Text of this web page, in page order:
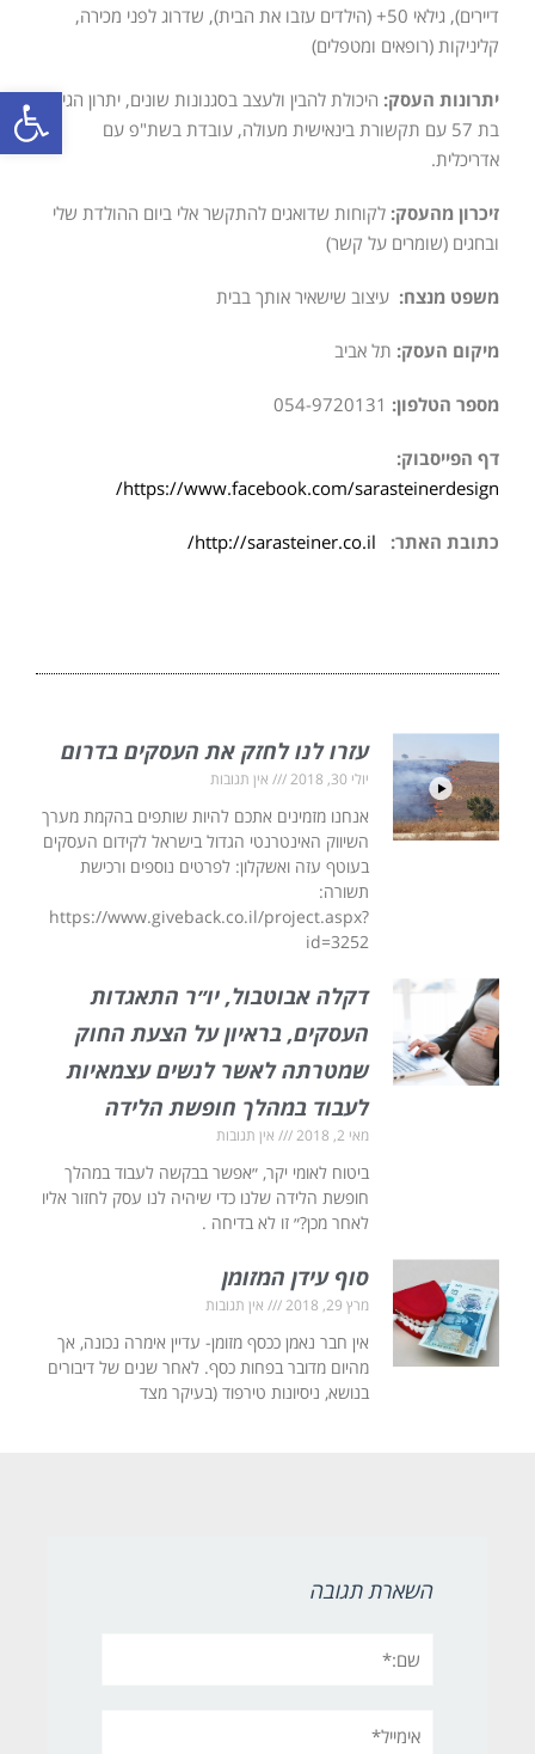
פתח
דיירים), גילאי 50+ (הילדים עזבו את הבית), שדרוג לפני מכירה,
קליניקות (רופאים ומטפלים)
יתרונות העסק: היכולת להבין ולעצב בסגנונות שונים, יתרון הגיל-
בת 57 עם תקשורת בינאישית מעולה, עובדת בשת"פ עם
אדריכלית.
זיכרון מהעסק: לקוחות שדואגים להתקשר אלי ביום ההולדת שלי
ובחגים (שומרים על קשר)
משפט מנצח: עיצוב שישאיר אותך בבית
מיקום העסק: תל אביב
מספר הטלפון:
דף הפייסבוק:
https://www.facebook.com/sarasteinerdesign/
כתובת האתר: http://sarasteiner.co.il/
עזרו לנו לחזק את העסקים בדרום
יולי 30, 2018 אין תגובות
אנחנו מזמינים אתכם להיות שותפים בהקמת מערך
השיווק האינטרנטי הגדול בישראל לקידום העסקים
בעוטף עזה ואשקלון: לפרטים נוספים ורכישת
תשורה:
https://www.giveback.co.il/project.aspx?
id=3252
דקלה אבוטבול, יו״ר התאגדות
העסקים, בראיון על הצעת החוק
שמטרתה לאשר לנשים עצמאיות
לעבוד במהלך חופשת הלידה
מאי 2, 2018 אין תגובות
ביטוח לאומי יקר, ״אפשר בבקשה לעבוד במהלך
חופשת הלידה שלנו כדי שיהיה לנו עסק לחזור אליו
לאחר מכן?״ זו לא בדיחה .
סוף עידן המזומן
מרץ 29, 2018 אין תגובות
אין חבר נאמן ככסף מזומן- עדיין אימרה נכונה, אך
מהיום מדובר בפחות כסף. לאחר שנים של דיבורים
בנושא, ניסיונות טירפוד (בעיקר מצד
השארת תגובה